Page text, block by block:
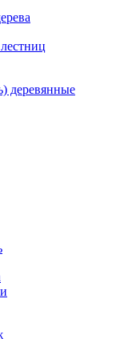
деревянные